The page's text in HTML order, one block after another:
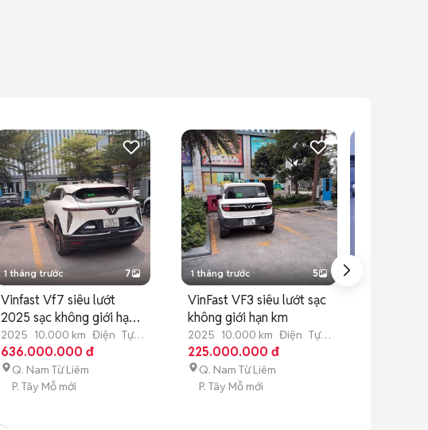
1 tháng trước 7
Vinfast Vf7 siêu lướt
2025 sạc không giới hạn
km
2025 10.000 km Điện Tự
động
636.000.000 đ
Q. Nam Từ Liêm
P. Tây Mỗ mới
1 tháng trước 5
VinFast VF3 siêu lướt sạc
không giới hạn km
2025 10.000 km Điện Tự
động
225.000.000 đ
Q. Nam Từ Liêm
P. Tây Mỗ mới